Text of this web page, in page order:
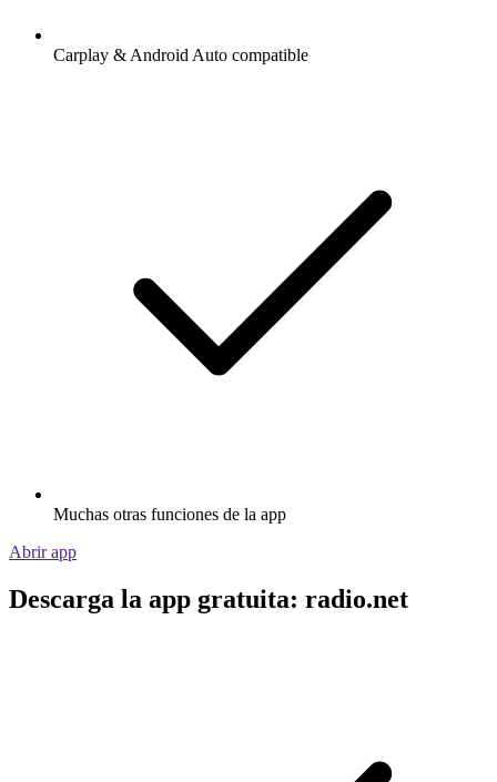
Carplay & Android Auto compatible
Muchas otras funciones de la app
Abrir app
Descarga la app gratuita: radio.net